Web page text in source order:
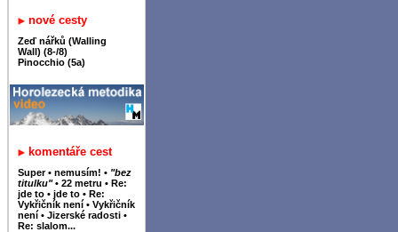
nové cesty
Zeď nářků (Walling
Wall) (8-/8)
Pinocchio (5a)
komentáře cest
Super • nemusím! • "bez
titulku" • 22 metru • Re:
jde to • jde to • Re:
Vykřičník není • Vykřičník
není • Jizerské radosti •
Re: slalom...